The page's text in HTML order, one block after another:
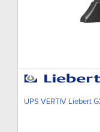
UPS VERTIV Liebert